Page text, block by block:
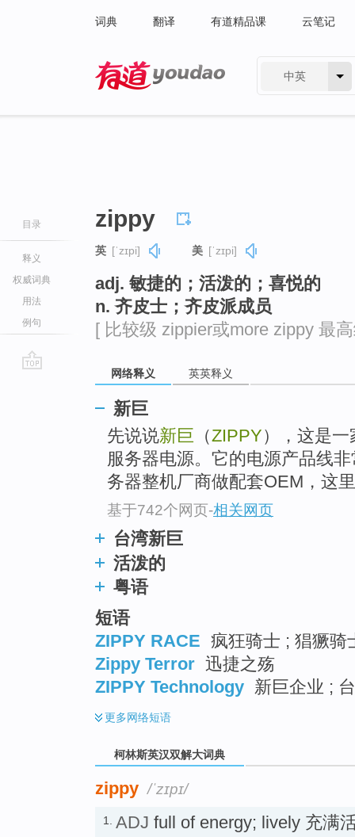
词典 翻译 有道精品课 云笔记
中英
目录
释义
权威词典
用法
例句
zippy
英 [ˈzɪpi] 美 [ˈzɪpi]
adj. 敏捷的；活泼的；喜悦的
n. 齐皮士；齐皮派成员
[ 比较级 zippier或more zippy 最
网络释义 英英释义
新巨
先说说新巨 （ZIPPY），这是
服务器电源。它的电源产品线
务器整机厂商做配套OEM，这
基于742个网页-相关网页
台湾新巨
活泼的
粤语
短语
ZIPPY RACE 疯狂骑士 ; 猖獗骑
Zippy Terror 迅捷之殇
ZIPPY Technology 新巨企业 ;
更多网络短语
柯林斯英汉双解大词典
zippy /ˈzɪpɪ/
1. ADJ full of energy; lively 充满